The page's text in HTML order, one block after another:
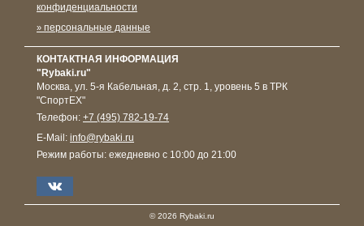
конфиденциальности
персональные данные
КОНТАКТНАЯ ИНФОРМАЦИЯ
"Rybaki.ru"
Москва, ул. 5-я Кабельная, д. 2, стр. 1, уровень 5 в ТРК
"СпортЕХ"
Телефон: +7 (495) 782-19-74
E-Mail: info@rybaki.ru
Режим работы: ежедневно с 10:00 до 21:00
© 2026 Rybaki.ru